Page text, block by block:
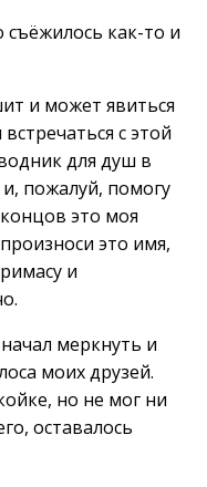
как-то и
и может явиться
с этой
для душ в
пожалуй, помогу
это моя
это имя,
и
меркнуть и
моих друзей.
но не мог ни
оставалось